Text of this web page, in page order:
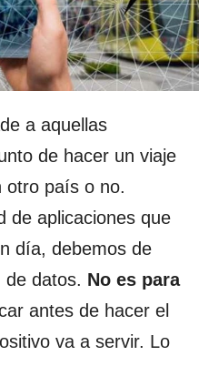
a aquellas
de hacer un viaje
otro país o no.
de aplicaciones que
día, debemos de
de datos. No es para
antes de hacer el
va a servir. Lo